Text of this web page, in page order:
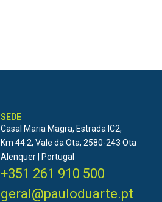
SEDE
Casal Maria Magra, Estrada IC2,
Km 44.2, Vale da Ota, 2580-243 Ota
Alenquer | Portugal
+351 261 910 500
geral@pauloduarte.pt